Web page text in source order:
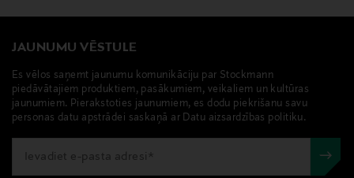
JAUNUMU VĒSTULE
Es vēlos saņemt jaunumu komunikāciju par Stockmann
piedāvātajiem produktiem, pasākumiem, veikaliem un kultūras
jaunumiem. Pierakstoties jaunumiem, es dodu piekrišanu savu
personas datu apstrādei saskaņā ar Datu aizsardzības politiku.